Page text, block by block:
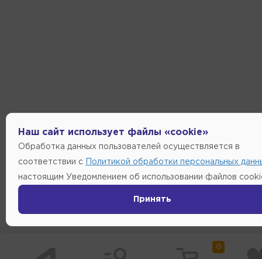
0
Наш сайт использует файлы «cookie»
Обработка данных пользователей осуществляется в
соответствии с Политикой обработки персональных
настоящим Уведомлением об использовании файлов
Принять